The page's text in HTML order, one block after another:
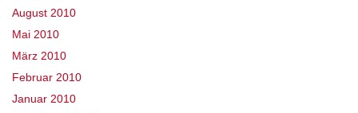
August 2010
Mai 2010
März 2010
Februar 2010
Januar 2010